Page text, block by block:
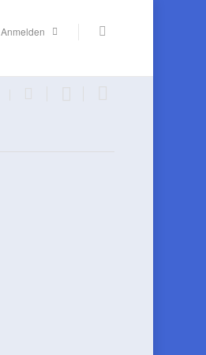
Anmelden